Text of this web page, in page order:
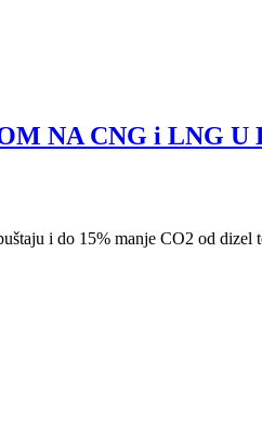
NA CNG i LNG U
i do 15% manje CO2 od